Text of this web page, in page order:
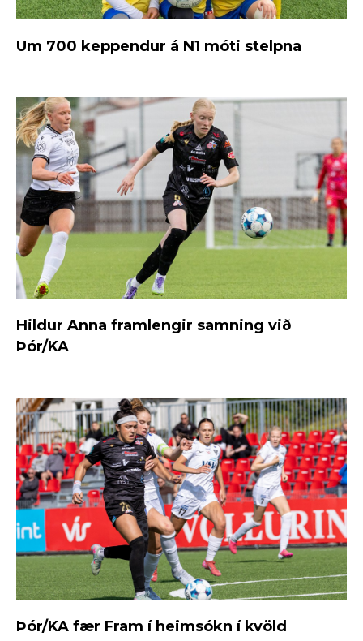
Um 700 keppendur á N1 móti stelpna
Hildur Anna framlengir samning við
Þór/KA
Þór/KA fær Fram í heimsókn í kvöld